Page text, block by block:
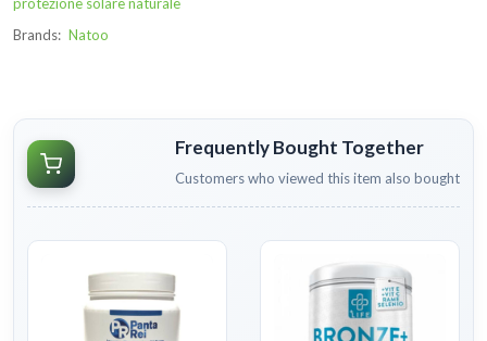
Brands: Natoo
Frequently Bought Together
Customers who viewed this item also bought